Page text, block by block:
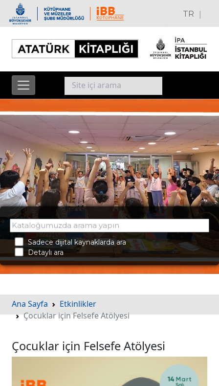
TR |
Sadece dijital kaynaklarda ara
Detaylı ara
Ana Sayfa
Etkinlikler
Çocuklar için Felsefe Atölyesi
Çocuklar için Felsefe Atölyesi